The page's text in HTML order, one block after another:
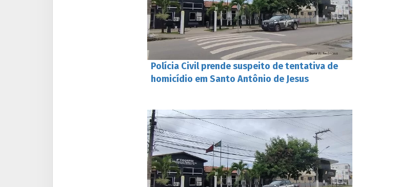
Polícia Civil prende suspeito de tentativa de
homicídio em Santo Antônio de Jesus